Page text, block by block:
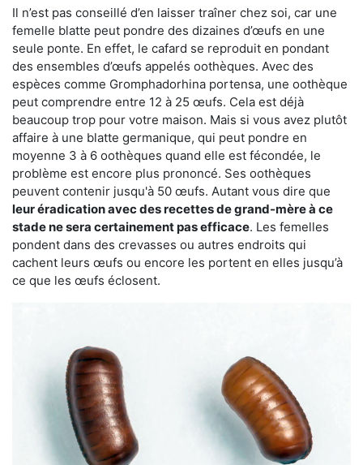
Il n’est pas conseillé d’en laisser traîner chez soi, car une
femelle blatte peut pondre des dizaines d’œufs en une
seule ponte. En effet, le cafard se reproduit en pondant
des ensembles d’œufs appelés oothèques. Avec des
espèces comme Gromphadorhina portensa, une oothèque
peut comprendre entre 12 à 25 œufs. Cela est déjà
beaucoup trop pour votre maison. Mais si vous avez plutôt
affaire à une blatte germanique, qui peut pondre en
moyenne 3 à 6 oothèques quand elle est fécondée, le
problème est encore plus prononcé. Ses oothèques
peuvent contenir jusqu'à 50 œufs. Autant vous dire que
leur éradication avec des recettes de grand-mère à ce
stade ne sera certainement pas efficace. Les femelles
pondent dans des crevasses ou autres endroits qui
cachent leurs œufs ou encore les portent en elles jusqu’à
ce que les œufs éclosent.